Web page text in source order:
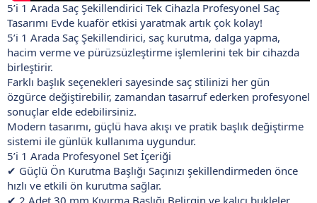
5’i 1 Arada Saç Şekillendirici Tek Cihazla Profesyonel Saç
Tasarımı Evde kuaför etkisi yaratmak artık çok kolay!
5’i 1 Arada Saç Şekillendirici, saç kurutma, dalga yapma,
hacim verme ve pürüzsüzleştirme işlemlerini tek bir cihazda
birleştirir.
Farklı başlık seçenekleri sayesinde saç stilinizi her gün
özgürce değiştirebilir, zamandan tasarruf ederken profesyonel
sonuçlar elde edebilirsiniz.
Modern tasarımı, güçlü hava akışı ve pratik başlık değiştirme
sistemi ile günlük kullanıma uygundur.
5’i 1 Arada Profesyonel Set İçeriği
✔ Güçlü Ön Kurutma Başlığı Saçınızı şekillendirmeden önce
hızlı ve etkili ön kurutma sağlar.